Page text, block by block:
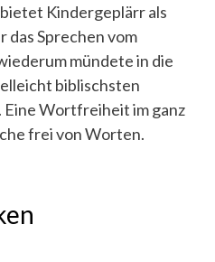
Kindergeplärr als
das Sprechen vom
mündete in die
biblischsten
Wortfreiheit im ganz
frei von Worten.